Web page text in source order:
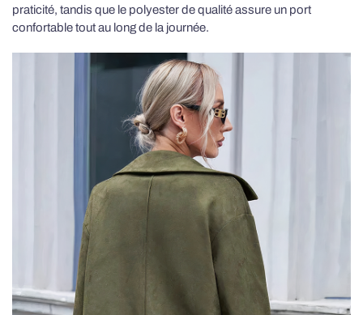
praticité, tandis que le polyester de qualité assure un port
confortable tout au long de la journée.